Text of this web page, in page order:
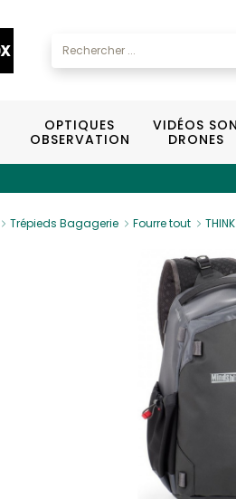
OPTIQUES
OBSERVATION
VIDÉOS SON
DRONES
Trépieds Bagagerie Fourre tout